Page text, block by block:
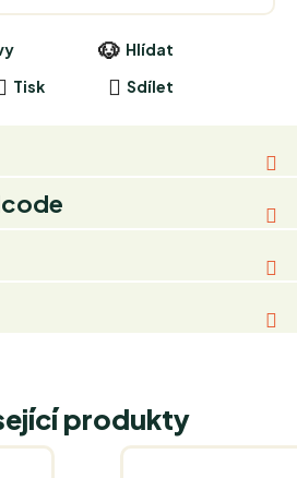
Tisk
Hlídat
Sdílet
produkty